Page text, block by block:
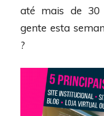
até mais de 30
gente esta
?